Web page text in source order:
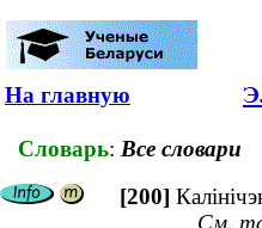
На главную
Словарь: Все словари
[200]